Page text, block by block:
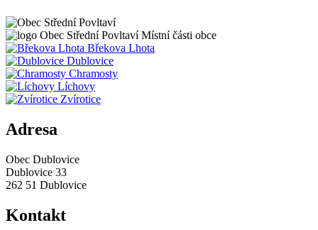
Obec Střední PovltavíMístní části obce
Břekova Lhota
Dublovice
Chramosty
Líchovy
Zvírotice
Adresa
Obec Dublovice
Dublovice 33
262 51 Dublovice
Kontakt